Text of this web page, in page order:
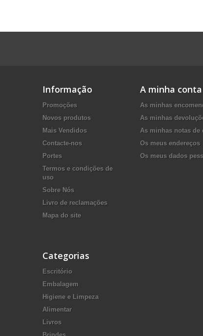
Informação
Promoções
Novos produtos
Mais Vendidos
Contacte-nos
Portes
Termos e condições de
uso
Sobre Nós
Livro de reclamações
Mapa do site
A minha conta
As minhas
As minhas
As minhas notas de
Os meus endereços
Os meus dados
Categorias
Escritório
Embalagem
Higiene e Limpeza
Alimentar
Livros